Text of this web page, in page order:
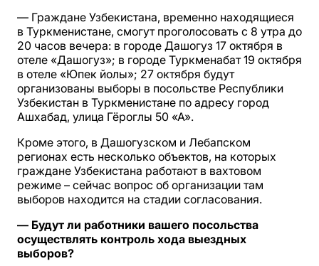
— Граждане Узбекистана, временно находящиеся
в Туркменистане, смогут проголосовать с 8 утра до
20 часов вечера: в городе Дашогуз 17 октября в
отеле «Дашогуз»; в городе Туркменабат 19 октября
в отеле «Юпек йолы»; 27 октября будут
организованы выборы в посольстве Республики
Узбекистан в Туркменистане по адресу город
Ашхабад, улица Гёроглы 50 «А».
Кроме этого, в Дашогузском и Лебапском
регионах есть несколько объектов, на которых
граждане Узбекистана работают в вахтовом
режиме – сейчас вопрос об организации там
выборов находится на стадии согласования.
— Будут ли работники вашего посольства
осуществлять контроль хода выездных
выборов?